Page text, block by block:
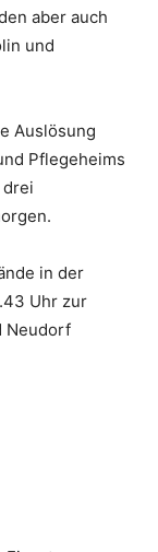
aber auch
und
Auslösung
Pflegeheims
in der
Uhr zur
Neudorf